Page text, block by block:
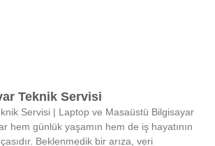
Teknik Servisi
Servisi | Laptop ve Masaüstü Bilgisayar
hem günlük yaşamın hem de iş hayatının
Beklenmedik bir arıza, veri